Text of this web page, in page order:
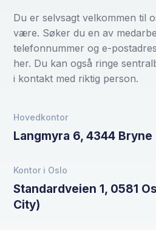
Du er selvsagt velkommen til
være. Søker du en av
telefonnummer og e-
her. Du kan også ringe
i kontakt med riktig person.​
Hovedkontor
Langmyra 6, 4344 Bryne
Kontor i Oslo
Standardveien 1, 0581
City)